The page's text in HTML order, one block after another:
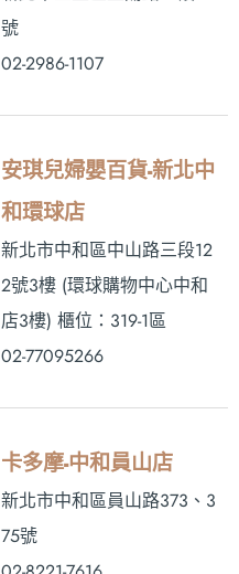
號
02-2986-1107
安琪兒婦嬰百貨-新北中
和環球店
新北市中和區中山路三段12
2號3樓 (環球購物中心中和
店3樓) 櫃位：319-1區
02-77095266
卡多摩-中和員山店
新北市中和區員山路373、3
75號